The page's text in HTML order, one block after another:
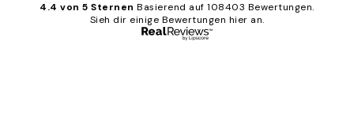
4.4 von 5 Sternen Basierend auf 108403 Bewertungen.
Sieh dir einige Bewertungen hier an.